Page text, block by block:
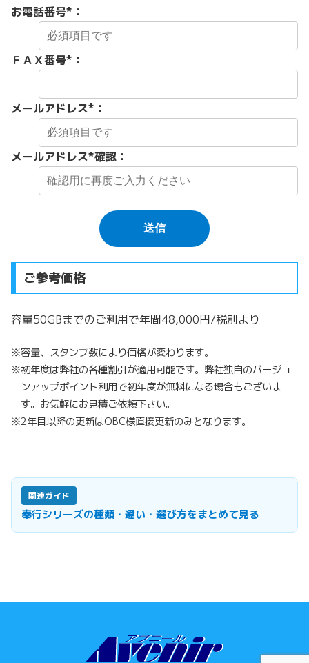
お電話番号* ：
ＦＡＸ番号* ：
メールアドレス* ：
メールアドレス*確認 ：
ご参考価格
容量50GBまでのご利用で年間48,000円/税別より
※容量、スタンプ数により価格が変わります。
※初年度は弊社の各種割引が適用可能です。弊社独自のバージョ
ンアップポイント利用で初年度が無料になる場合もございま
す。お気軽にお見積ご依頼下さい。
※2年目以降の更新はOBC様直接更新のみとなります。
関連ガイド
奉行シリーズの種類・違い・選び方をまとめて見る